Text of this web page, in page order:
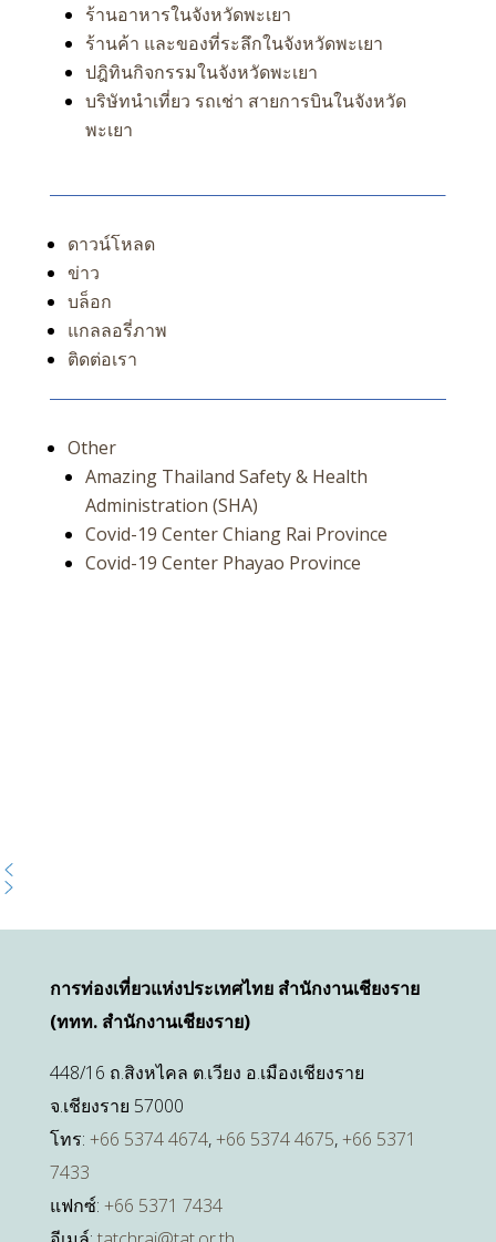
ร้านอาหารในจังหวัดพะเยา
ร้านค้า และของที่ระลึกในจังหวัดพะเยา
ปฎิทินกิจกรรมในจังหวัดพะเยา
บริษัทนำเที่ยว รถเช่า สายการบินในจังหวัด
พะเยา
ดาวน์โหลด
ข่าว
บล็อก
แกลลอรี่ภาพ
ติดต่อเรา
Other
Amazing Thailand Safety & Health
Administration (SHA)
Covid-19 Center Chiang Rai Province
Covid-19 Center Phayao Province
การท่องเที่ยวแห่งประเทศไทย สำนักงานเชียงราย
(ททท. สำนักงานเชียงราย)
448/16 ถ.สิงหไคล ต.เวียง อ.เมืองเชียงราย
จ.เชียงราย 57000
โทร: +66 5374 4674,+66 5374 4675,+66 5371
7433
แฟกซ์: +66 5371 7434